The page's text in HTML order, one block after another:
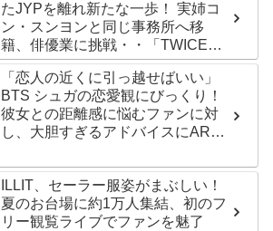
たJYPを離れ新たな一歩！ 実姉コ
ン・スンヨンと同じ事務所へ移
籍、俳優業に挑戦・・「TWICEは
変わらず守っていく」グループ活
動は継続へ
「恋人の近くに引っ越せばいい」
BTS シュガの恋愛観にびっくり！
彼女との距離感に悩むファンに対
し、大胆すぎるアドバイスにARMY
になるね」
ILLIT、セーラー服姿がまぶしい！
夏のお台場に約1万人集結、初のフ
リー観覧ライブでファンを魅了